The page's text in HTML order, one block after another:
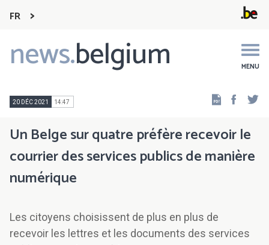
FR
news.belgium MENU
Main
navigation
20 DÉC 2021 14:47
Un Belge sur quatre préfère recevoir le
courrier des services publics de manière
numérique
Les citoyens choisissent de plus en plus de
recevoir les lettres et les documents des services